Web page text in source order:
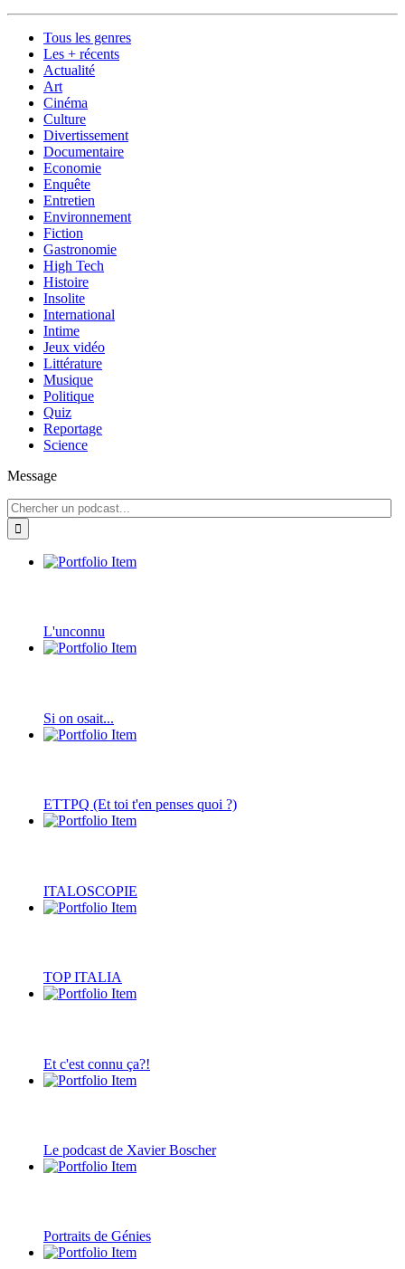
Tous les genres
Les + récents
Actualité
Art
Cinéma
Culture
Divertissement
Documentaire
Economie
Enquête
Entretien
Environnement
Fiction
Gastronomie
High Tech
Histoire
Insolite
International
Intime
Jeux vidéo
Littérature
Musique
Politique
Quiz
Reportage
Science
Message
L'unconnu
Si on osait...
ETTPQ (Et toi t'en penses quoi ?)
ITALOSCOPIE
TOP ITALIA
Et c'est connu ça?!
Le podcast de Xavier Boscher
Portraits de Génies